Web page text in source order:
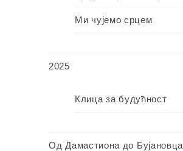
Ми чујемо срцем
2025
Клица за будућност
Од Дамастиона до Бујановца